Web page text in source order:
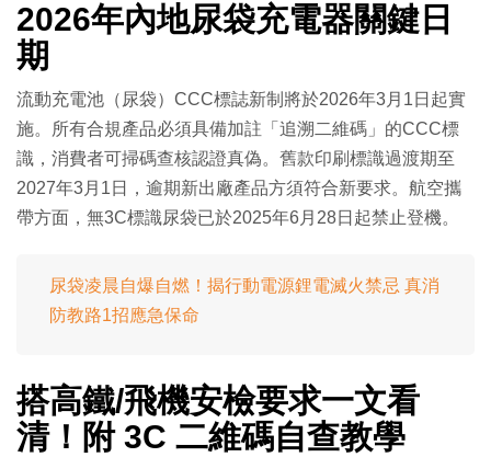
2026年內地尿袋充電器關鍵日
期
流動充電池（尿袋）CCC標誌新制將於2026年3月1日起實
施。所有合規產品必須具備加註「追溯二維碼」的CCC標
識，消費者可掃碼查核認證真偽。舊款印刷標識過渡期至
2027年3月1日，逾期新出廠產品方須符合新要求。航空攜
帶方面，無3C標識尿袋已於2025年6月28日起禁止登機。
尿袋凌晨自爆自燃！揭行動電源鋰電滅火禁忌 真消
防教路1招應急保命
搭高鐵/飛機安檢要求一文看
清！附 3C 二維碼自查教學